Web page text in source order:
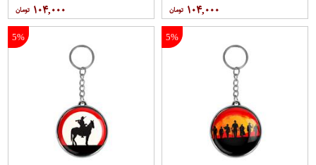
۱۰۴,۰۰۰ ۱۰۴,۰۰۰
5%
5%